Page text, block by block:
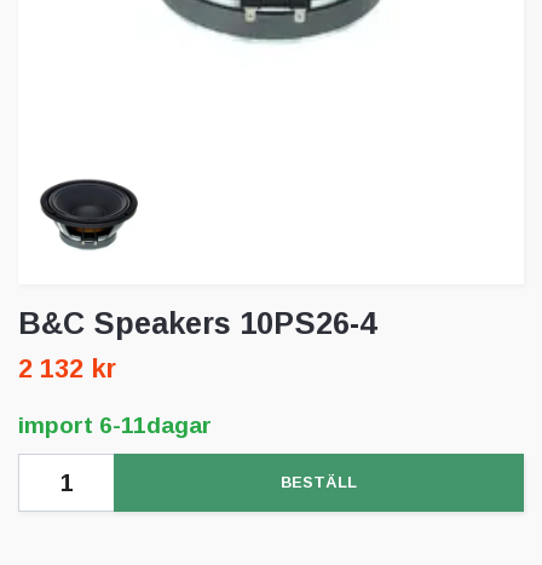
B&C Speakers 10PS26-4
2 132 kr
import 6-11dagar
BESTÄLL